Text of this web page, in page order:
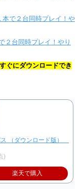
本で２台同時プレイ！や
２台同時プレイ！やり
ぐにダウンロードでき
ス （ダウンロード版）
)
楽天で購入